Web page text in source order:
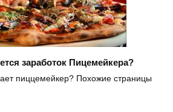
заработок Пицемейкера?
пиццемейкер? Похожие страницы